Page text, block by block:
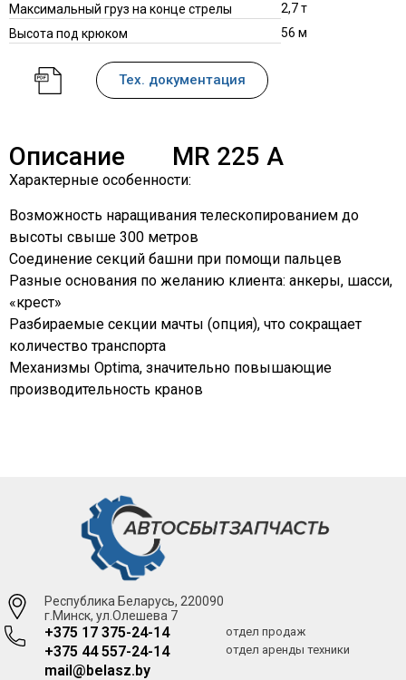
Максимальный груз на конце стрелы
2,7 т
Высота под крюком
56 м
Тех. документация
Описание MR 225 A
Характерные особенности:
Возможность наращивания телескопированием до
высоты свыше 300 метров
Соединение секций башни при помощи пальцев
Разные основания по желанию клиента: анкеры, шасси,
«крест»
Разбираемые секции мачты (опция), что сокращает
количество транспорта
Механизмы Optima, значительно повышающие
производительность кранов
Республика Беларусь, 220090
г.Минск, ул.Олешева 7
+375 17 375-24-14
+375 44 557-24-14
mail@belasz.by
отдел продаж
отдел аренды техники